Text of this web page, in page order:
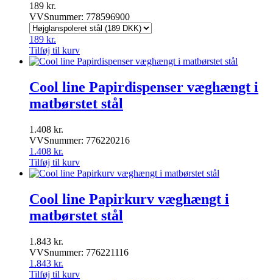
189 kr.
VVSnummer: 778596900
189 kr.
Tilføj til kurv
Cool line Papirdispenser væghængt i
matbørstet stål
1.408 kr.
VVSnummer: 776220216
1.408 kr.
Tilføj til kurv
Cool line Papirkurv væghængt i
matbørstet stål
1.843 kr.
VVSnummer: 776221116
1.843 kr.
Tilføj til kurv